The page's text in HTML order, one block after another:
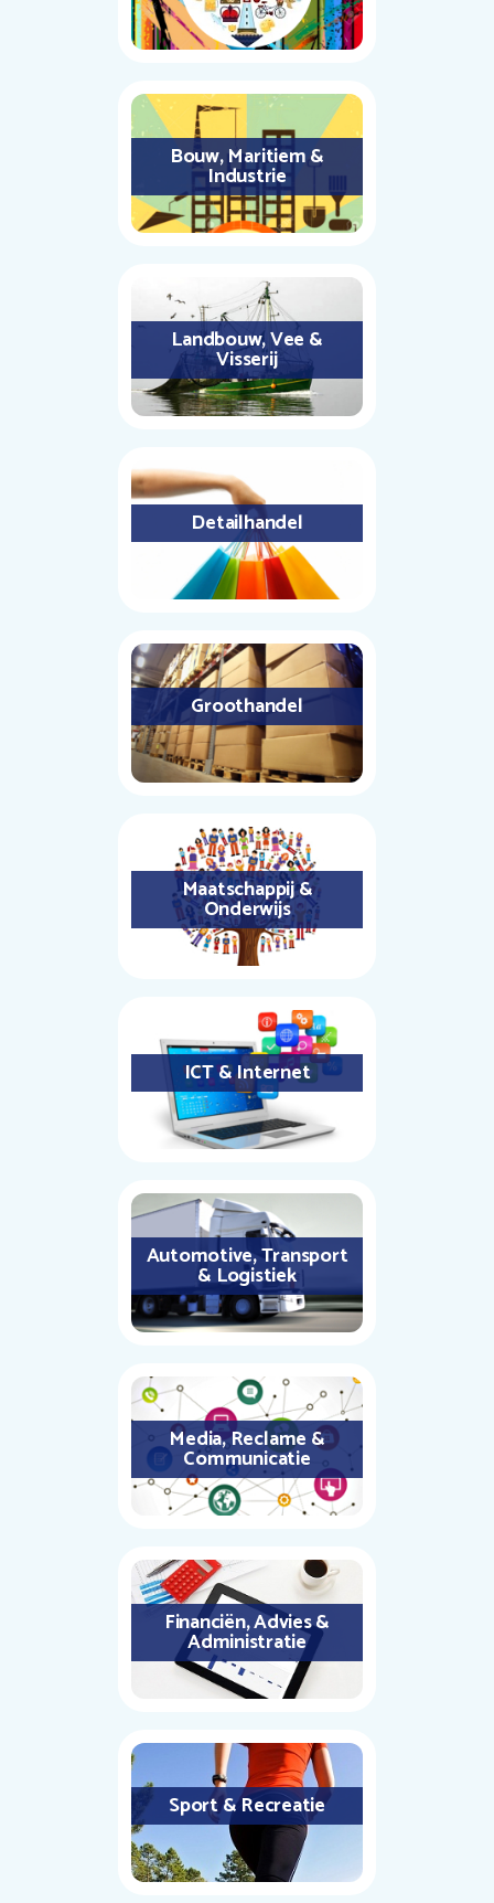
Bouw, Maritiem &
Industrie
Landbouw, Vee &
Visserij
Detailhandel
Groothandel
Maatschappij &
Onderwijs
ICT & Internet
Automotive, Transport
& Logistiek
Media, Reclame &
Communicatie
Financiën, Advies &
Administratie
Sport & Recreatie